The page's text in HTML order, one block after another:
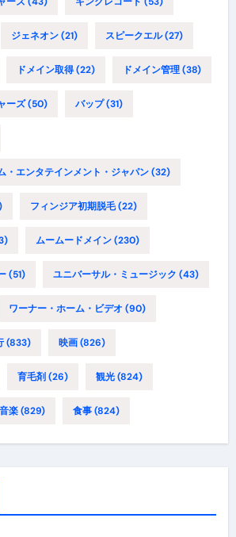
ジェネオン(21) スピークエル(27)
ドメイン取得(22) ドメイン管理(38)
ーズ(50) バップ(31)
・エンタテインメント・ジャパン(32)
フィンジア初期脱毛(22)
ムームードメイン(230)
(51) ユニバーサル・ミュージック (43)
ワーナー・ホーム・ビデオ (90)
(833) 映画(826)
育毛剤 (26) 観光(824)
音楽(829) 食事(824)